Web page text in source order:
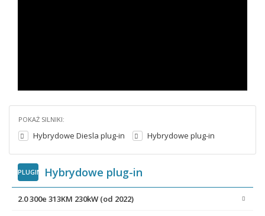
POKAŻ SILNIKI:
Hybrydowe Diesla plug-in Hybrydowe plug-in
PLUGIN Hybrydowe plug-in
2.0 300e 313KM 230kW (od 2022)